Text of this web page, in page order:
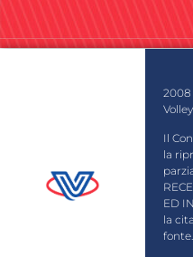
2008
Volley
Il
la
ED
la
fonte.